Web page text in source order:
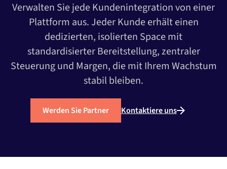
Verwalten Sie jede Kundenintegration von einer
Plattform aus. Jeder Kunde erhält einen
dedizierten, isolierten Space mit
standardisierter Bereitstellung, zentraler
Steuerung und Margen, die mit Ihrem Wachstum
stabil bleiben.
Werden Sie Partner Kontaktiere uns